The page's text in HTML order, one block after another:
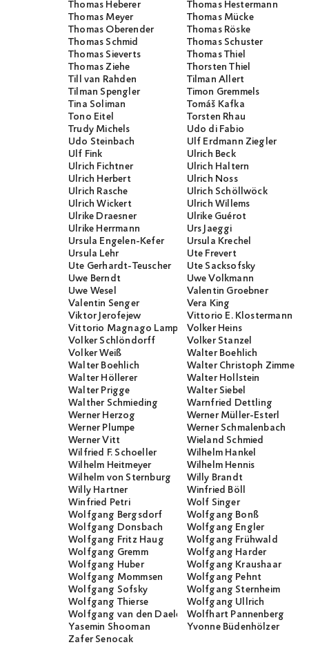
Thomas Heberer
Thomas Hestermann
Thomas Meyer
Thomas Mücke
Thomas Oberender
Thomas Röske
Thomas Schmid
Thomas Schuster
Thomas Sieverts
Thomas Thiel
Thomas Ziehe
Thorsten Thiel
Till van Rahden
Tilman Allert
Tilman Spengler
Timon Gremmels
Tina Soliman
Tomáš Kafka
Tono Eitel
Torsten Rhau
Trudy Michels
Udo di Fabio
Udo Steinbach
Ulf Erdmann Ziegler
Ulf Fink
Ulrich Beck
Ulrich Fichtner
Ulrich Haltern
Ulrich Herbert
Ulrich Noss
Ulrich Rasche
Ulrich Schöllwöck
Ulrich Wickert
Ulrich Willems
Ulrike Draesner
Ulrike Guérot
Ulrike Herrmann
Urs Jaeggi
Ursula Engelen-Kefer
Ursula Krechel
Ursula Lehr
Ute Frevert
Ute Gerhardt-Teuscher
Ute Sacksofsky
Uwe Berndt
Uwe Volkmann
Uwe Wesel
Valentin Groebner
Valentin Senger
Vera King
Viktor Jerofejew
Vittorio E. Klostermann
Vittorio Magnago LampugnaniVolker Heins
Volker Schlöndorff
Volker Stanzel
Volker Weiß
Walter Boehlich
Walter Boehlich
Walter Christoph Zimmerli
Walter Höllerer
Walter Hollstein
Walter Prigge
Walter Siebel
Walther Schmieding
Warnfried Dettling
Werner Herzog
Werner Müller-Esterl
Werner Plumpe
Werner Schmalenbach
Werner Vitt
Wieland Schmied
Wilfried F. Schoeller
Wilhelm Hankel
Wilhelm Heitmeyer
Wilhelm Hennis
Wilhelm von Sternburg
Willy Brandt
Willy Hartner
Winfried Böll
Winfried Petri
Wolf Singer
Wolfgang Bergsdorf
Wolfgang Bonß
Wolfgang Donsbach
Wolfgang Engler
Wolfgang Fritz Haug
Wolfgang Frühwald
Wolfgang Gremm
Wolfgang Harder
Wolfgang Huber
Wolfgang Kraushaar
Wolfgang Mommsen
Wolfgang Pehnt
Wolfgang Sofsky
Wolfgang Sternheim
Wolfgang Thierse
Wolfgang Ullrich
Wolfgang van den Daele
Wolfhart Pannenberg
Yasemin Shooman
Yvonne Büdenhölzer
Zafer Senocak